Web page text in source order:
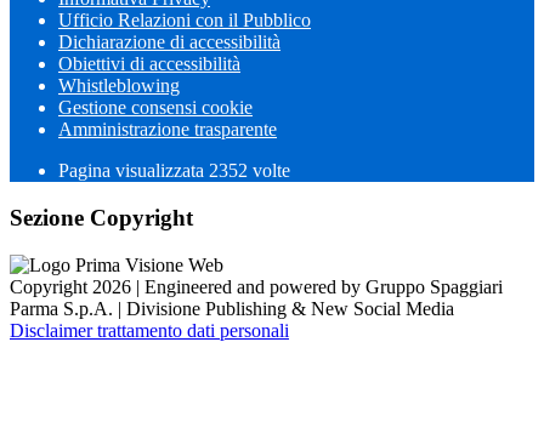
Ufficio Relazioni con il Pubblico
Dichiarazione di accessibilità
Obiettivi di accessibilità
Whistleblowing
Gestione consensi cookie
Amministrazione trasparente
Pagina visualizzata 2352 volte
Sezione Copyright
Copyright 2026 | Engineered and powered by Gruppo Spaggiari
Parma S.p.A. | Divisione Publishing & New Social Media
Disclaimer trattamento dati personali